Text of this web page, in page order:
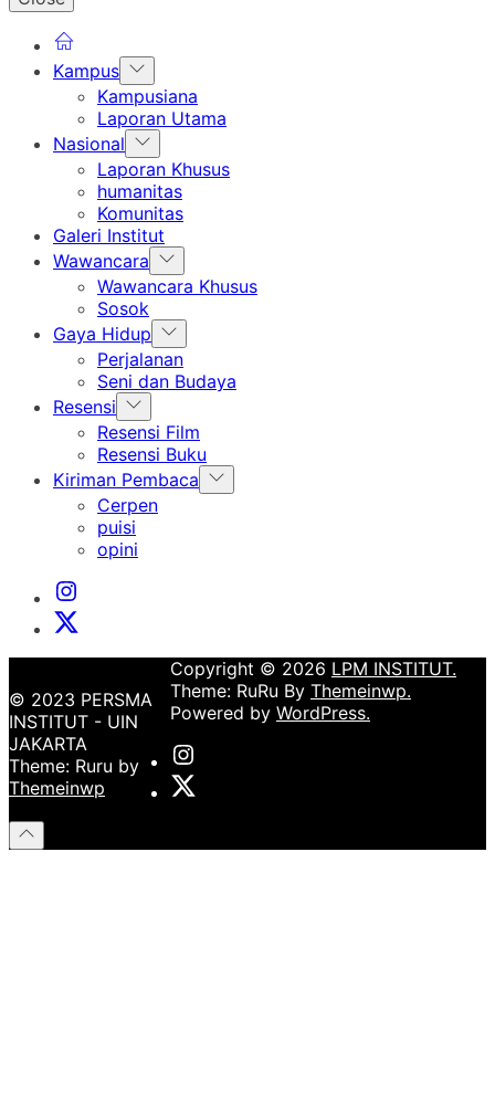
Kampus Show
sub
menu
Kampusiana
Laporan Utama
Nasional Show
sub
menu
Laporan Khusus
humanitas
Komunitas
Galeri Institut
Wawancara Show
sub
Wawancara Khusus
Sosok
Gaya Hidup Show
sub
menu
Perjalanan
Seni dan Budaya
Resensi Show
sub
menu
Resensi Film
Resensi Buku
Kiriman Pembaca Show
sub
Cerpen
puisi
opini
Instagram
Institut
X
Institut
© 2023 PERSMA
INSTITUT - UIN
JAKARTA
Theme: Ruru by
Themeinwp
Copyright © 2026 LPM INSTITUT.
Theme: RuRu By Themeinwp.
Powered by WordPress.
Instagram
Institut
X
Institut